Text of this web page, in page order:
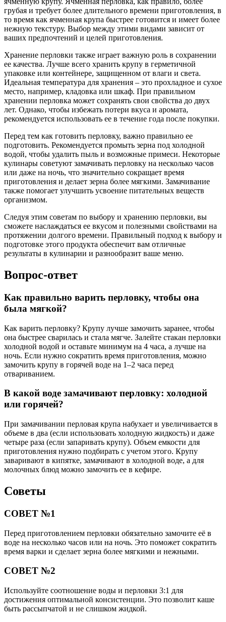
грубая и требует более длительного времени приготовления, в
то время как ячменная крупа быстрее готовится и имеет более
нежную текстуру. Выбор между этими видами зависит от
ваших предпочтений и целей приготовления.
Хранение перловки также играет важную роль в сохранении
ее качества. Лучше всего хранить крупу в герметичной
упаковке или контейнере, защищенном от влаги и света.
Идеальная температура для хранения – это прохладное и сухое
место, например, кладовка или шкаф. При правильном
хранении перловка может сохранять свои свойства до двух
лет. Однако, чтобы избежать потери вкуса и аромата,
рекомендуется использовать ее в течение года после покупки.
Перед тем как готовить перловку, важно правильно ее
подготовить. Рекомендуется промыть зерна под холодной
водой, чтобы удалить пыль и возможные примеси. Некоторые
кулинары советуют замачивать перловку на несколько часов
или даже на ночь, что значительно сокращает время
приготовления и делает зерна более мягкими. Замачивание
также помогает улучшить усвоение питательных веществ
организмом.
Следуя этим советам по выбору и хранению перловки, вы
сможете наслаждаться ее вкусом и полезными свойствами на
протяжении долгого времени. Правильный подход к выбору и
подготовке этого продукта обеспечит вам отличные
результаты в кулинарии и разнообразит ваше меню.
Вопрос-ответ
Как правильно варить перловку, чтобы она
была мягкой?
Как варить перловку? Крупу лучше замочить заранее, чтобы
она быстрее сварилась и стала мягче. Залейте стакан перловки
холодной водой и оставьте минимум на 4 часа, а лучше на
ночь. Если нужно сократить время приготовления, можно
замочить крупу в горячей воде на 1–2 часа перед
отвариванием.
В какой воде замачивают перловку: холодной
или горячей?
При замачивании перловая крупа набухает и увеличивается в
объеме в два (если использовать холодную жидкость) и даже
четыре раза (если запаривать крупу). Объем емкости для
приготовления нужно подбирать с учетом этого. Крупу
заваривают в кипятке, замачивают в холодной воде, а для
молочных блюд можно замочить ее в кефире.
Советы
СОВЕТ №1
Перед приготовлением перловки обязательно замочите её в
воде на несколько часов или на ночь. Это поможет сократить
время варки и сделает зерна более мягкими и нежными.
СОВЕТ №2
Используйте соотношение воды и перловки 3:1 для
достижения оптимальной консистенции. Это позволит каше
быть рассыпчатой и не слишком жидкой.